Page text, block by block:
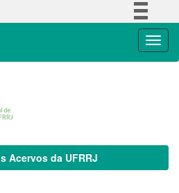
Acervos da UFRRJ